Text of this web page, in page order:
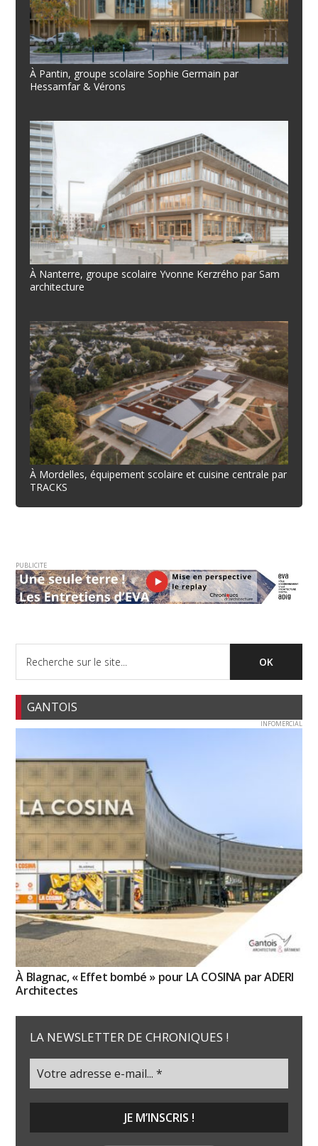
À Pantin, groupe scolaire Sophie Germain par
Hessamfar & Vérons
À Nanterre, groupe scolaire Yvonne Kerzrého par Sam
architecture
À Mordelles, équipement scolaire et cuisine centrale par
TRACKS
PUBLICITE
GANTOIS
INFOMERCIAL
À Blagnac, « Effet bombé » pour LA COSINA par ADERI
Architectes
LA NEWSLETTER DE CHRONIQUES !